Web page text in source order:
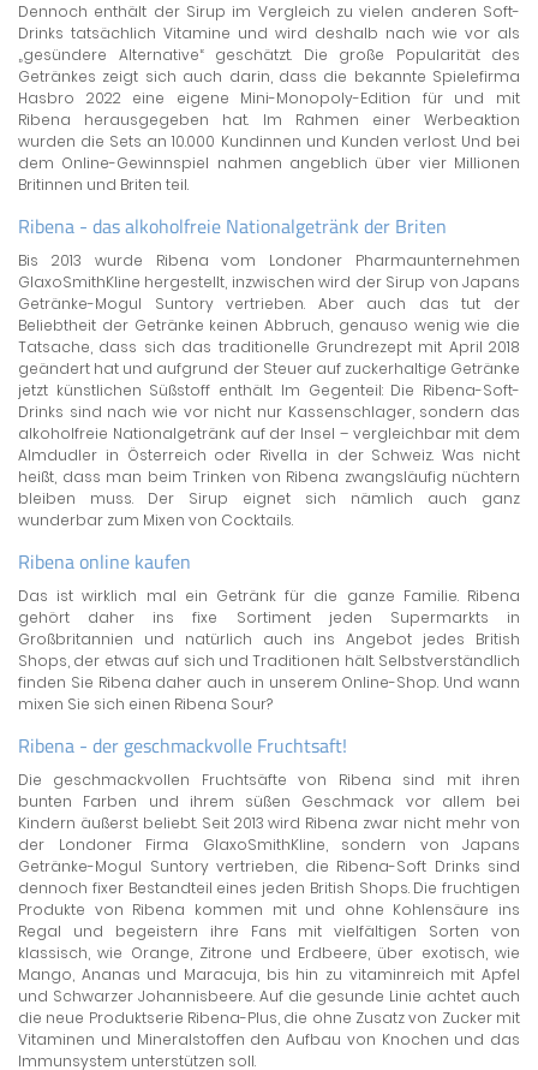
Dennoch enthält der Sirup im Vergleich zu vielen anderen Soft-
Drinks tatsächlich Vitamine und wird deshalb nach wie vor als
„gesündere Alternative“ geschätzt. Die große Popularität des
Getränkes zeigt sich auch darin, dass die bekannte Spielefirma
Hasbro 2022 eine eigene Mini-Monopoly-Edition für und mit
Ribena herausgegeben hat. Im Rahmen einer Werbeaktion
wurden die Sets an 10.000 Kundinnen und Kunden verlost. Und bei
dem Online-Gewinnspiel nahmen angeblich über vier Millionen
Britinnen und Briten teil.
Ribena - das alkoholfreie Nationalgetränk der Briten
Bis 2013 wurde Ribena vom Londoner Pharmaunternehmen
GlaxoSmithKline hergestellt, inzwischen wird der Sirup von Japans
Getränke-Mogul Suntory vertrieben. Aber auch das tut der
Beliebtheit der Getränke keinen Abbruch, genauso wenig wie die
Tatsache, dass sich das traditionelle Grundrezept mit April 2018
geändert hat und aufgrund der Steuer auf zuckerhaltige Getränke
jetzt künstlichen Süßstoff enthält. Im Gegenteil: Die Ribena-Soft-
Drinks sind nach wie vor nicht nur Kassenschlager, sondern das
alkoholfreie Nationalgetränk auf der Insel – vergleichbar mit dem
Almdudler in Österreich oder Rivella in der Schweiz. Was nicht
heißt, dass man beim Trinken von Ribena zwangsläufig nüchtern
bleiben muss. Der Sirup eignet sich nämlich auch ganz
wunderbar zum Mixen von Cocktails.
Ribena online kaufen
Das ist wirklich mal ein Getränk für die ganze Familie. Ribena
gehört daher ins fixe Sortiment jeden Supermarkts in
Großbritannien und natürlich auch ins Angebot jedes British
Shops, der etwas auf sich und Traditionen hält. Selbstverständlich
finden Sie Ribena daher auch in unserem Online-Shop. Und wann
mixen Sie sich einen Ribena Sour?
Ribena - der geschmackvolle Fruchtsaft!
Die geschmackvollen Fruchtsäfte von Ribena sind mit ihren
bunten Farben und ihrem süßen Geschmack vor allem bei
Kindern äußerst beliebt. Seit 2013 wird Ribena zwar nicht mehr von
der Londoner Firma GlaxoSmithKline, sondern von Japans
Getränke-Mogul Suntory vertrieben, die Ribena-Soft Drinks sind
dennoch fixer Bestandteil eines jeden British Shops. Die fruchtigen
Produkte von Ribena kommen mit und ohne Kohlensäure ins
Regal und begeistern ihre Fans mit vielfältigen Sorten von
klassisch, wie Orange, Zitrone und Erdbeere, über exotisch, wie
Mango, Ananas und Maracuja, bis hin zu vitaminreich mit Apfel
und Schwarzer Johannisbeere. Auf die gesunde Linie achtet auch
die neue Produktserie Ribena-Plus, die ohne Zusatz von Zucker mit
Vitaminen und Mineralstoffen den Aufbau von Knochen und das
Immunsystem unterstützen soll.